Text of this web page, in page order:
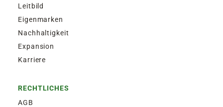
Leitbild
Eigenmarken
Nachhaltigkeit
Expansion
Karriere
RECHTLICHES
AGB